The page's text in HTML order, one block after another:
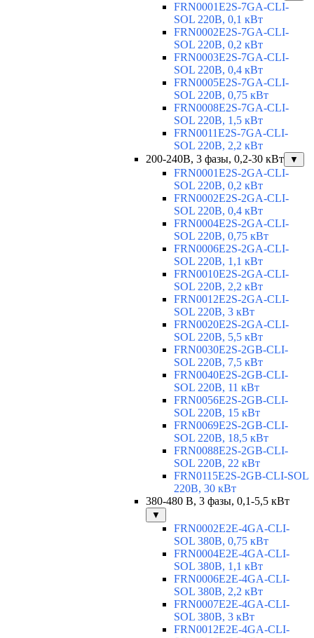
FRN0001E2S-7GA-CLI-
SOL 220В, 0,1 кВт
FRN0002E2S-7GA-CLI-
SOL 220В, 0,2 кВт
FRN0003E2S-7GA-CLI-
SOL 220В, 0,4 кВт
FRN0005E2S-7GA-CLI-
SOL 220В, 0,75 кВт
FRN0008E2S-7GA-CLI-
SOL 220В, 1,5 кВт
FRN0011E2S-7GA-CLI-
SOL 220В, 2,2 кВт
200-240В, 3 фазы, 0,2-30 кВт
▼
FRN0001E2S-2GA-CLI-
SOL 220В, 0,2 кВт
FRN0002E2S-2GA-CLI-
SOL 220В, 0,4 кВт
FRN0004E2S-2GA-CLI-
SOL 220В, 0,75 кВт
FRN0006E2S-2GA-CLI-
SOL 220В, 1,1 кВт
FRN0010E2S-2GA-CLI-
SOL 220В, 2,2 кВт
FRN0012E2S-2GA-CLI-
SOL 220В, 3 кВт
FRN0020E2S-2GA-CLI-
SOL 220В, 5,5 кВт
FRN0030E2S-2GB-CLI-
SOL 220В, 7,5 кВт
FRN0040E2S-2GB-CLI-
SOL 220В, 11 кВт
FRN0056E2S-2GB-CLI-
SOL 220В, 15 кВт
FRN0069E2S-2GB-CLI-
SOL 220В, 18,5 кВт
FRN0088E2S-2GB-CLI-
SOL 220В, 22 кВт
FRN0115E2S-2GB-CLI-SOL
220В, 30 кВт
380-480 В, 3 фазы, 0,1-5,5 кВт
▼
FRN0002E2E-4GA-CLI-
SOL 380В, 0,75 кВт
FRN0004E2E-4GA-CLI-
SOL 380В, 1,1 кВт
FRN0006E2E-4GA-CLI-
SOL 380В, 2,2 кВт
FRN0007E2E-4GA-CLI-
SOL 380В, 3 кВт
FRN0012E2E-4GA-CLI-